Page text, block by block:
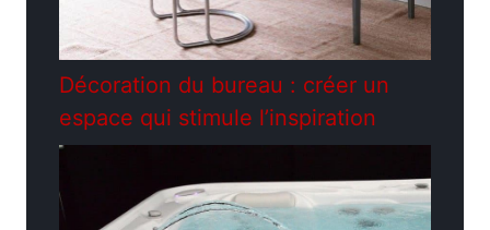
Décoration du bureau : créer un
espace qui stimule l’inspiration